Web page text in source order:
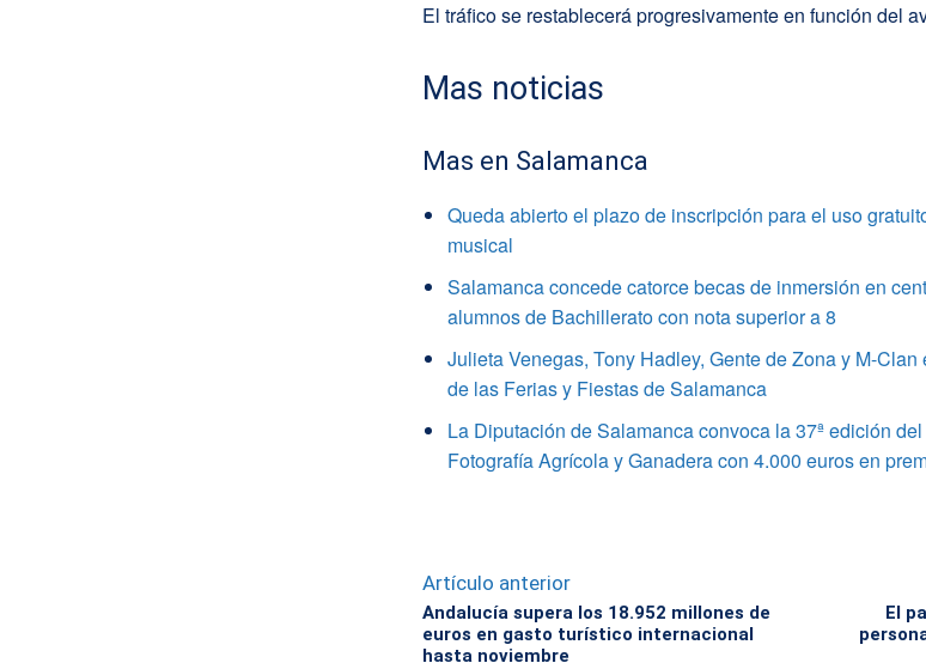
El tráfico se restablecerá progresivamente en función del
Mas noticias
Mas en Salamanca
Queda abierto el plazo de inscripción para el uso
musical
Salamanca concede catorce becas de inmersión en
alumnos de Bachillerato con nota superior a 8
Julieta Venegas, Tony Hadley, Gente de Zona y M-
de las Ferias y Fiestas de Salamanca
La Diputación de Salamanca convoca la 37ª edición
Fotografía Agrícola y Ganadera con 4.000 euros en
Artículo anterior
Andalucía supera los 18.952 millones de
euros en gasto turístico internacional
hasta noviembre
El